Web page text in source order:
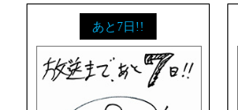
あと7日!!